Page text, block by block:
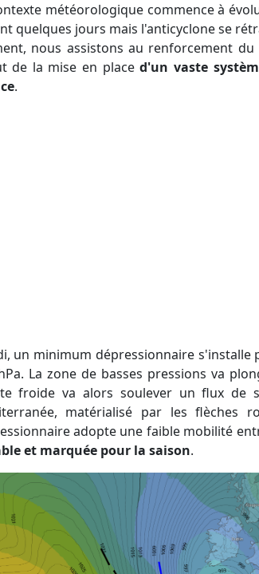
quelques jours mais l'anticyclone se
nous assistons au renforcement
de la mise en placed'un vaste
.
La zone de basses pressions va
froide va alors soulever un flux de
matérialisé par les flèches
adopte une faible mobilité
et marquée pour la saison.